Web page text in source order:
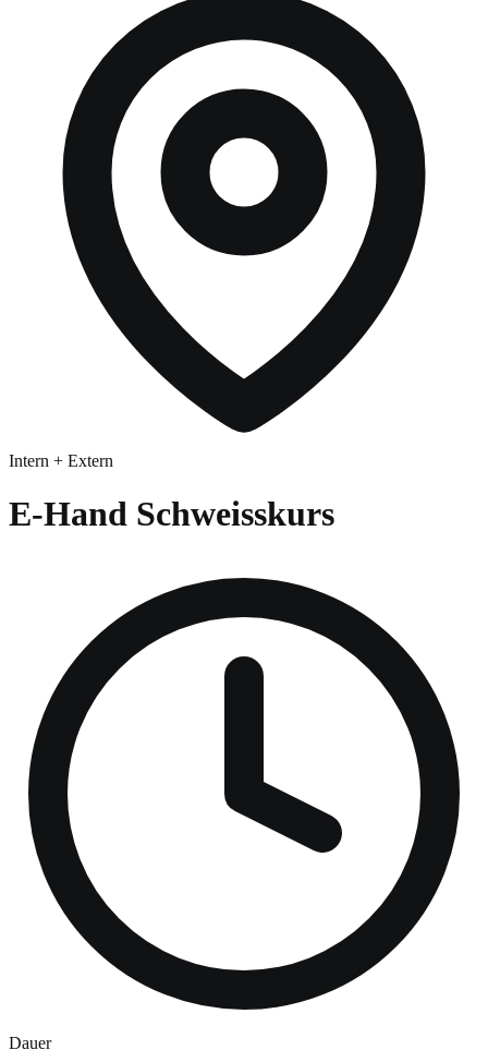
Intern + Extern
E-Hand Schweisskurs
Dauer